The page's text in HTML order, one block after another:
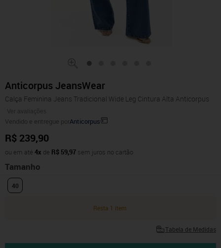
Anticorpus JeansWear
Calça Feminina Jeans Tradicional Wide Leg Cintura Alta Anticorpus
Ver avaliações
Vendido e entregue porAnticorpus
R$ 239,90
ou em até 4x de R$ 59,97 sem juros no cartão
Tamanho
40
Resta 1 item
Tabela de Medidas